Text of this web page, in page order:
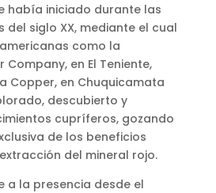
había iniciado durante las
del siglo XX, mediante el cual
como la
en El Teniente,
Copper, en Chuquicamata
descubierto y
cupríferos, gozando
de los beneficios
del mineral rojo.
a la presencia desde el